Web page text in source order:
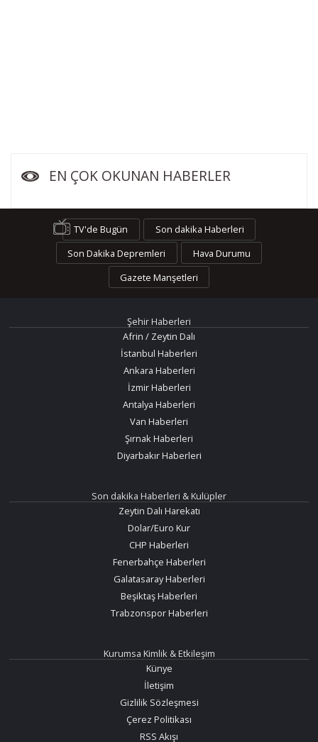
EN ÇOK OKUNAN HABERLER
TV'de Bugün
Son dakika Haberleri
Son Dakika Depremleri
Hava Durumu
Gazete Manşetleri
Şehir Haberleri
Afrin / Zeytin Dalı
İstanbul Haberleri
Ankara Haberleri
İzmir Haberleri
Antalya Haberleri
Van Haberleri
Şırnak Haberleri
Diyarbakır Haberleri
Son dakika Haberleri & Kulüpler
Zeytin Dalı Harekatı
Dolar/Euro Kur
CHP Haberleri
Fenerbahçe Haberleri
Galatasaray Haberleri
Beşiktaş Haberleri
Trabzonspor Haberleri
Kurumsa Kimlik & Etkileşim
Künye
İletişim
Gizlilik Sözleşmesi
Çerez Politikası
RSS Akışı